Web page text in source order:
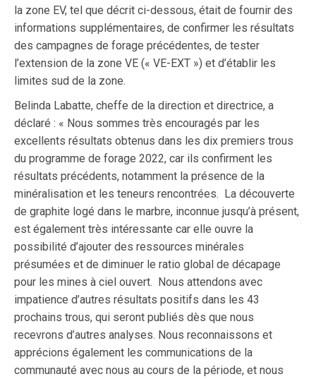
la zone EV, tel que décrit ci-dessous, était de fournir des
informations supplémentaires, de confirmer les résultats
des campagnes de forage précédentes, de tester
l’extension de la zone VE (« VE-EXT ») et d’établir les
limites sud de la zone.
Belinda Labatte, cheffe de la direction et directrice, a
déclaré : « Nous sommes très encouragés par les
excellents résultats obtenus dans les dix premiers trous
du programme de forage 2022, car ils confirment les
résultats précédents, notamment la présence de la
minéralisation et les teneurs rencontrées. La découverte
de graphite logé dans le marbre, inconnue jusqu’à présent,
est également très intéressante car elle ouvre la
possibilité d’ajouter des ressources minérales
présumées et de diminuer le ratio global de décapage
pour les mines à ciel ouvert. Nous attendons avec
impatience d’autres résultats positifs dans les 43
prochains trous, qui seront publiés dès que nous
recevrons d’autres analyses. Nous reconnaissons et
apprécions également les communications de la
communauté avec nous au cours de la période, et nous